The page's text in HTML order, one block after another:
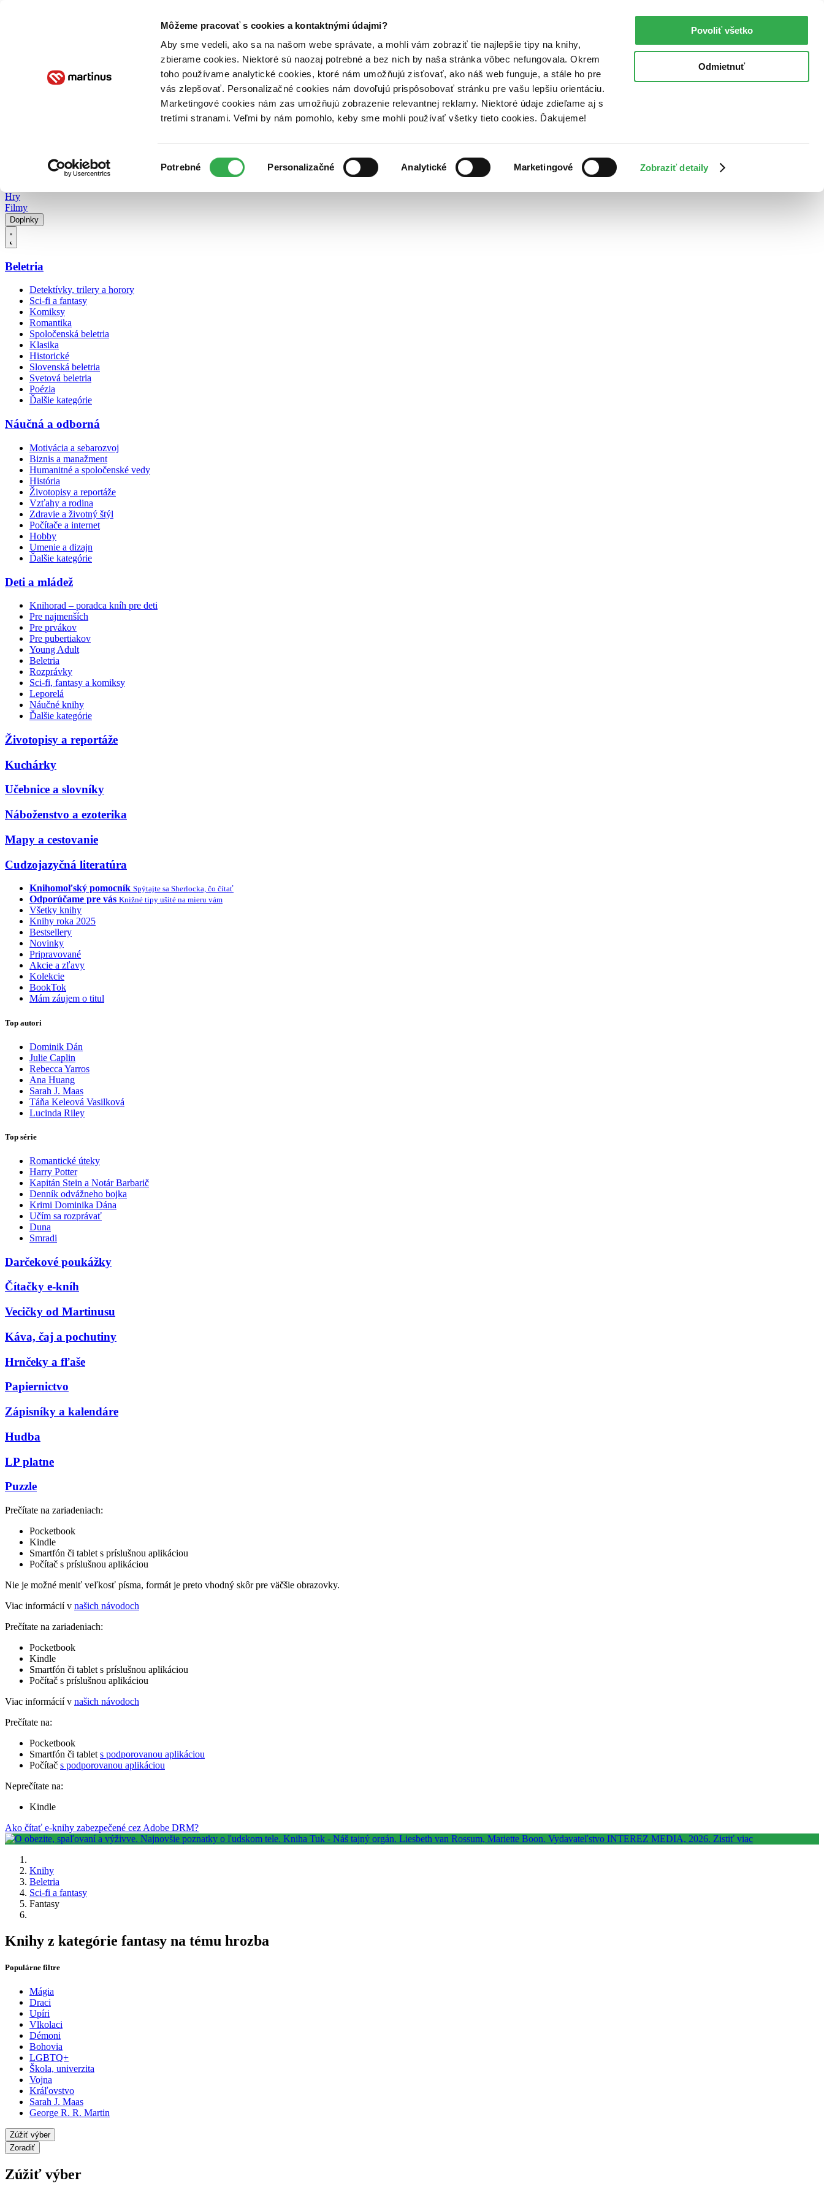
Môžeme pracovať s cookies a kontaktnými údajmi?
Aby sme vedeli, ako sa na našom webe správate, a mohli vám zobraziť tie najlepšie tipy na knihy,
zbierame cookies. Niektoré sú naozaj potrebné a bez nich by naša stránka vôbec nefungovala. Okrem
toho používame analytické cookies, ktoré nám umožňujú zisťovať, ako náš web funguje, a stále ho pre
vás zlepšovať. Personalizačné cookies nám dovoľujú prispôsobovať stránku pre vašu lepšiu orientáciu.
Marketingové cookies nám zas umožňujú zobrazenie relevantnej reklamy. Niektoré údaje zdieľame aj s
tretími stranami. Veľmi by nám pomohlo, keby sme mohli používať všetky tieto cookies. Ďakujeme!
súhlasu
Potrebné Personalizačné Analytické Marketingové Zobraziť detaily
Povoliť všetko
Odmietnuť
Poukážky Kontakt
Hry
Filmy
Doplnky
Beletria
Detektívky, trilery a horory
Sci-fi a fantasy
Komiksy
Romantika
Spoločenská beletria
Klasika
Historické
Slovenská beletria
Svetová beletria
Poézia
Ďalšie kategórie
Náučná a odborná
Motivácia a sebarozvoj
Biznis a manažment
Humanitné a spoločenské vedy
História
Životopisy a reportáže
Vzťahy a rodina
Zdravie a životný štýl
Počítače a internet
Hobby
Umenie a dizajn
Ďalšie kategórie
Deti a mládež
Knihorad – poradca kníh pre deti
Pre najmenších
Pre prvákov
Pre pubertiakov
Young Adult
Beletria
Rozprávky
Sci-fi, fantasy a komiksy
Leporelá
Náučné knihy
Ďalšie kategórie
Životopisy a reportáže
Kuchárky
Učebnice a slovníky
Náboženstvo a ezoterika
Mapy a cestovanie
Cudzojazyčná literatúra
Knihomoľský pomocník Spýtajte sa Sherlocka, čo čítať
Odporúčame pre vás Knižné tipy ušité na mieru vám
Všetky knihy
Knihy roka 2025
Bestsellery
Novinky
Pripravované
Akcie a zľavy
Kolekcie
BookTok
Mám záujem o titul
Top autori
Dominik Dán
Julie Caplin
Rebecca Yarros
Ana Huang
Sarah J. Maas
Táňa Keleová Vasilková
Lucinda Riley
Top série
Romantické úteky
Harry Potter
Kapitán Stein a Notár Barbarič
Denník odvážneho bojka
Krimi Dominika Dána
Učím sa rozprávať
Duna
Smradi
Darčekové poukážky
Čítačky e-kníh
Vecičky od Martinusu
Káva, čaj a pochutiny
Hrnčeky a fľaše
Papiernictvo
Zápisníky a kalendáre
Hudba
LP platne
Puzzle
Prečítate na zariadeniach:
Pocketbook
Kindle
Smartfón či tablet s príslušnou aplikáciou
Počítač s príslušnou aplikáciou
Nie je možné meniť veľkosť písma, formát je preto vhodný skôr pre väčšie obrazovky.
Viac informácií v našich návodoch
Prečítate na zariadeniach:
Pocketbook
Kindle
Smartfón či tablet s príslušnou aplikáciou
Počítač s príslušnou aplikáciou
Viac informácií v našich návodoch
Prečítate na:
Pocketbook
Smartfón či tablet s podporovanou aplikáciou
Počítač s podporovanou aplikáciou
Neprečítate na:
Kindle
Ako čítať e-knihy zabezpečené cez Adobe DRM?
Knihy
Beletria
Sci-fi a fantasy
Fantasy
Knihy z kategórie fantasy na tému hrozba
Populárne filtre
Mágia
Draci
Upíri
Vlkolaci
Démoni
Bohovia
LGBTQ+
Škola, univerzita
Vojna
Kráľovstvo
Sarah J. Maas
George R. R. Martin
Zúžiť výber
Zoradiť
Zúžiť výber